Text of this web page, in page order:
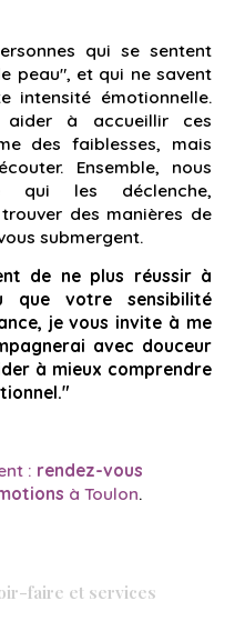
qui se sentent
peau", et qui ne savent
intensité émotionnelle.
à accueillir ces
des faiblesses, mais
Ensemble, nous
qui les déclenche,
des manières de
submergent.
de ne plus réussir à
que votre sensibilité
je vous invite à me
avec douceur
à mieux comprendre
: rendez-vous
à Toulon.
faire et services